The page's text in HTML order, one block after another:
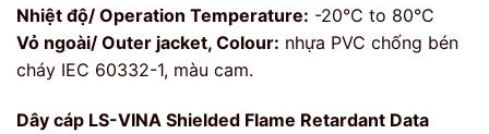
Nhiệt độ/ Operation Temperature: -20°C to 80°C
Vỏ ngoài/ Outer jacket, Colour: nhựa PVC chống bén
cháy IEC 60332-1, màu cam.
Dây cáp LS-VINA Shielded Flame Retardant Data